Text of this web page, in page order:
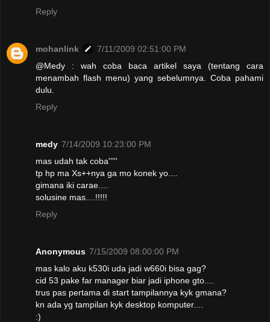
Reply
mohanlink
7/11/2009 02:51:00 PM
@Medy : wah coba baca artikel saya (tentang cara
menambah flash menu) yang sebelumnya. Coba pahami
dulu.
Reply
medy 7/14/2009 10:23:00 PM
mas udah tak coba'''''
tp hp ma Xs++nya ga mo konek yo....
gimana iki carae....
solusine mas....!!!!!
Reply
Anonymous 7/15/2009 08:00:00 PM
mas kalo aku k530i uda jadi w660i bisa gag?
cid 53 pake far manager biar jadi iphone gto....
trus pas pertama di start tampilannya kyk gmana?
kn ada yg tampilan kyk desktop komputer....
:)